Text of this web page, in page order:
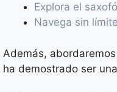
Explora el
Navega sin
Además,
ha demostrado ser